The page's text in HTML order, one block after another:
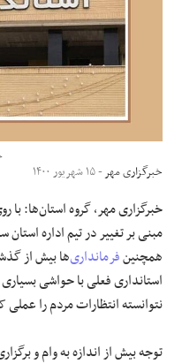
اجتماعی
حوادث
فرهنگی و هنری
مقالات
خبرگزاری مهر- ۱۵ شهریور ۱۴۰۰
خبرگزاری مهر، گروه استان‌ها:
مبنی بر تغییر در تیم اداره
همچنینفرمانداری‌ها بیش از
استانداری فعلی با حواشی
نتوانسته انتظارات مردم را عملی